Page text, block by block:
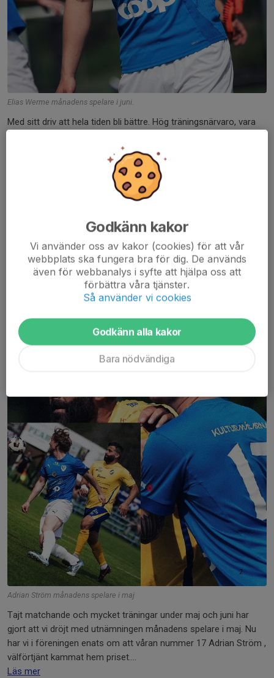
Elias Werme månadens spelare i juni.
Med sitt driv att hela tiden bli bättre. Hög träningsnärvaro, vara
match oavsett motstånd oavsett serie, gör att vi i ledarteamet
Månadens spelare i maj.
Adrian Ström månadens spelare i maj
Tajt matchande och mycket träningar under maj och juni har
gjort att vi dröjt med utnämningen månadens spelare i maj. Nu
har vi i föreningen enats om att våran nummer 17 Adrian Ström ,
välförtjänt kammat hem priset....
Läs mer
Godkänn kakor
Vi använder oss av kakor (cookies) för att vår
webbplats ska fungera bra för dig. De används
även för webbanalys i syfte att hjälpa oss att
förbättra våra tjänster.
Så använder vi cookies
Godkänn alla kakor
Bara nödvändiga